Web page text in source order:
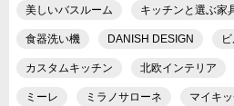
美しいバスルーム キッチンと選ぶ家
食器洗い機 DANISH DESIGN
カスタムキッチン 北欧インテリア
ミーレ ミラノサローネ マイキ